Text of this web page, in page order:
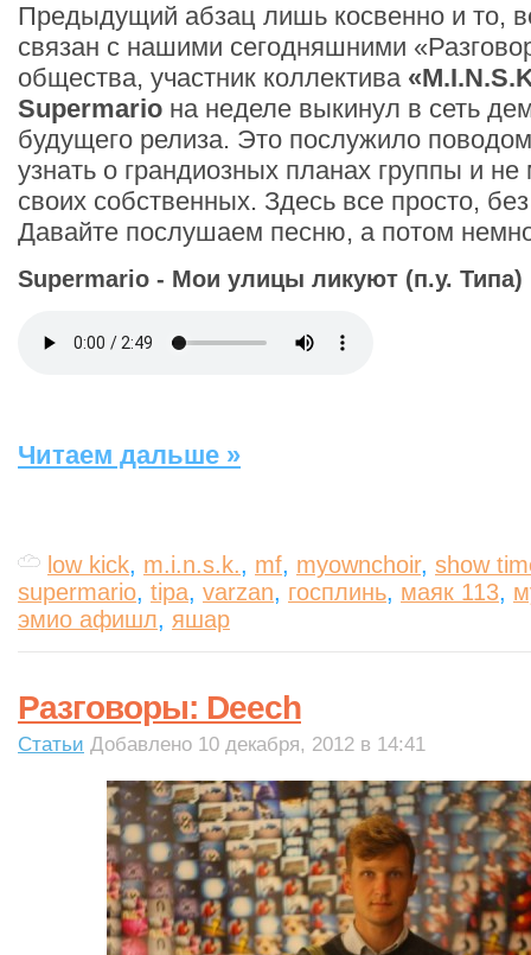
Предыдущий абзац лишь косвенно и то,
связан с нашими сегодняшними
общества, участник коллектива
Supermario на неделе выкинул в сеть
будущего релиза. Это послужило
узнать о грандиозных планах группы и
своих собственных. Здесь все просто,
Давайте послушаем песню, а потом
Supermario - Мои улицы ликуют (п.у. Типа)
Читаем дальше »
low kick, m.i.n.s.k., mf, myownchoir, show
supermario, tipa, varzan, госплинь, маяк 113,
эмио афишл, яшар
Разговоры: Deech
Статьи Добавлено 10 декабря, 2012 в 14:41